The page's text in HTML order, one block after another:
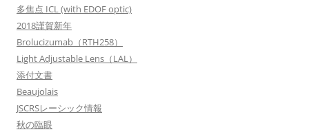
多焦点 ICL (with EDOF optic)
2018謹賀新年
Brolucizumab（RTH258）
Light Adjustable Lens（LAL）
添付文書
Beaujolais
JSCRSレーシック情報
秋の臨眼